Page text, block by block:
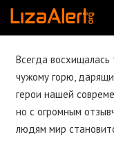
Всегда
чужому горю,
герои нашей
но с огромным
людям мир